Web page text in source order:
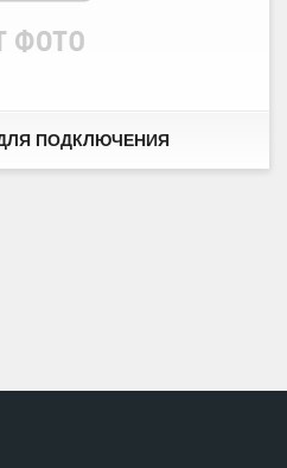
ПОДКЛЮЧЕНИЯ